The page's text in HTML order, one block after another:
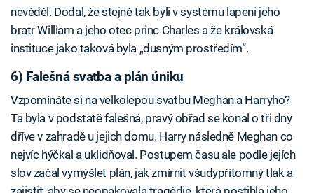
nevěděl. Dodal, že stejně tak byli v systému lapeni jeho
bratr William a jeho otec princ Charles a že královská
instituce jako taková byla „dusným prostředím“.
6) Falešná svatba a plán úniku
Vzpomínáte si na velkolepou svatbu Meghan a Harryho?
Ta byla v podstatě falešná, pravý obřad se konal o tři dny
dříve v zahradě u jejich domu. Harry následně Meghan co
nejvíc hýčkal a uklidňoval. Postupem času ale podle jejích
slov začal vymýšlet plán, jak zmírnit všudypřítomný tlak a